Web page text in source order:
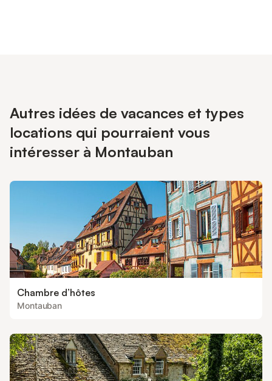
Autres idées de vacances et types
locations qui pourraient vous
intéresser à Montauban
Chambre d’hôtes
Montauban